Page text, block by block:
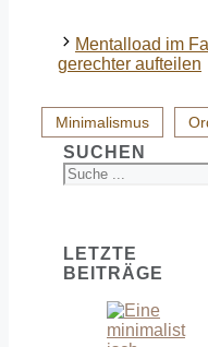
Mentalload im
gerechter aufteilen
Minimalismus
SUCHEN
LETZTE
BEITRÄGE